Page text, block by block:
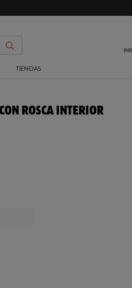
TIENDAS
ROSCA INTERIOR